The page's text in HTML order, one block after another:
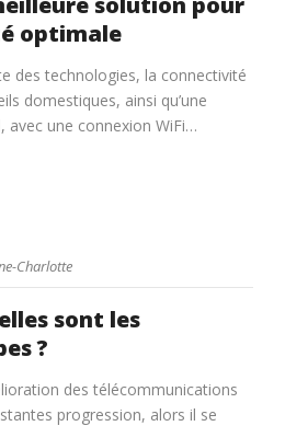
optimale
des technologies, la connectivité
domestiques, ainsi qu’une
avec une connexion WiFi…
Charlotte
sont les
?
des télécommunications
progression, alors il se